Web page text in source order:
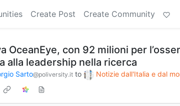
Create Post Create Community
OceanEye, con 92 milioni per
alla leadership nella ricerca
Sarto@poliversity.it to Notizie dall'Italia e dal